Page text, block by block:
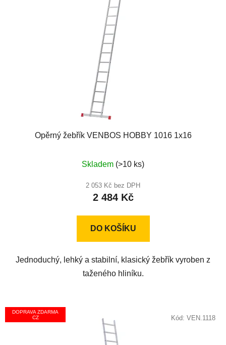
Opěrný žebřík VENBOS HOBBY 1016 1x16
hodnocení
produktu
je
z
Skladem (>10 ks)
2 053 Kč bez DPH
2 484 Kč
DO KOŠÍKU
Jednoduchý, lehký a stabilní, klasický žebřík vyroben z
taženého hliníku.
DOPRAVA ZDARMA
CZ
Kód: VEN.1118